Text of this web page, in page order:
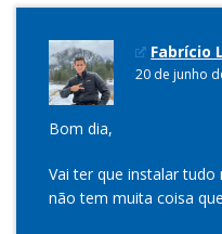
Fabrício
20 de junho
Bom dia,
Vai ter que instalar
não tem muita coisa